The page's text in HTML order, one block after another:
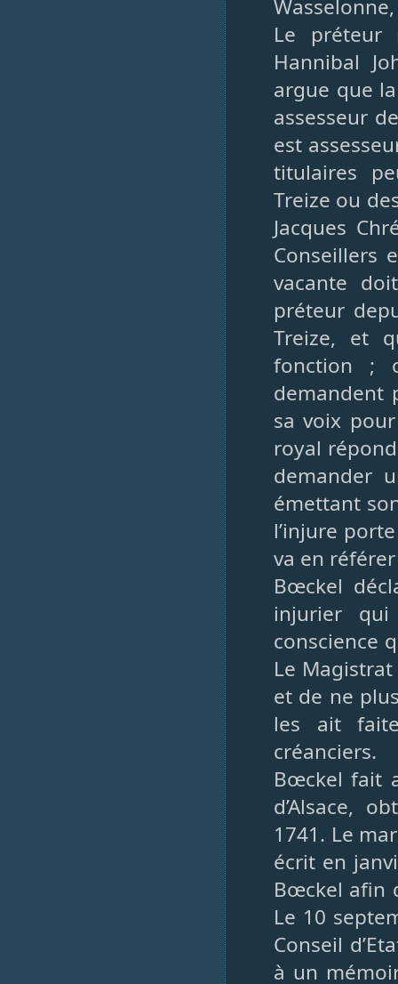
Le préteur
Hannibal
argue que
assesseur
est
titulaires
Treize ou
Jacques
Conseillers
vacante
préteur
Treize, et
fonction ;
demandent
sa voix
royal
demander
émettant
l’injure
va en
Bœckel
injurier
conscience
Le
et de ne
les ait
créanciers.
Bœckel fait
d’Alsace,
1741. Le
écrit en
Bœckel afin
Le 10
Conseil
à un